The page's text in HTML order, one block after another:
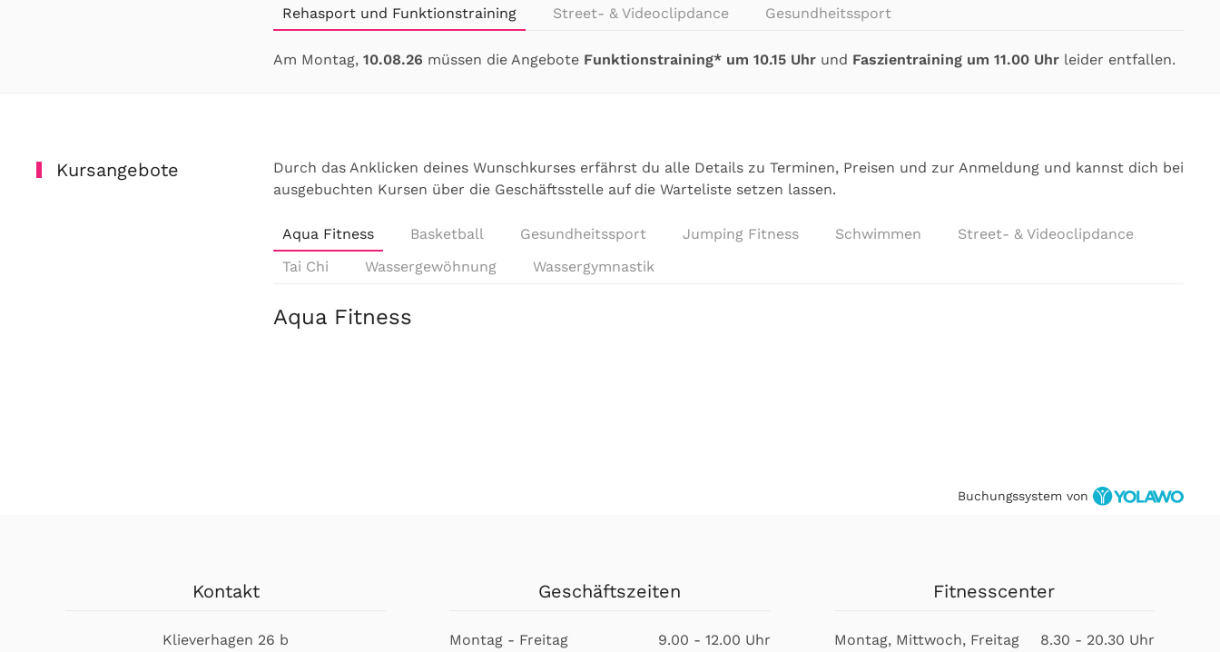
Rehasport und Funktionstraining Street- & Videoclipdance Gesundheitssport
Am Montag, 10.08.26 müssen die Angebote Funktionstraining* um 10.15 Uhrund Faszientraining um 11.00 Uhrleider entfallen.
Kursangebote
Durch das Anklicken deines Wunschkurses erfährst du alle Details zu Terminen, Preisen und zur Anmeldung und kannst dich bei
ausgebuchten Kursen über die Geschäftsstelle auf die Warteliste setzen lassen.
Aqua Fitness Basketball Gesundheitssport Jumping Fitness Schwimmen
Street- & Videoclipdance
Tai Chi
Wassergewöhnung Wassergymnastik
Aqua Fitness
Buchungssystem von
Kontakt
Klieverhagen 26 b
Geschäftszeiten
Montag - Freitag
9.00 - 12.00 Uhr
Fitnesscenter
Montag, Mittwoch, Freitag
8.30 - 20.30 Uhr